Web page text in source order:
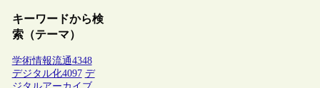
キーワードから検
索（テーマ）
学術情報流通4348
デジタル化4097 デ